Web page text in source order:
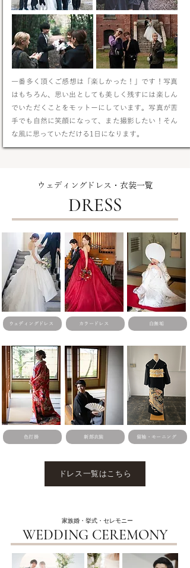
​一番多く頂くご感想は「楽しかった！」です！写真
はもちろん、思い出としても美しく残すには楽しん
でいただくことをモットーにしています。写真が苦
手でも自然に笑顔になって、また撮影したい！そん
な風に思っていただける1日になります。
ウェディングドレス・衣装一覧
DRESS
ウェディングドレス
色打掛
カラードレス
新郎衣装
白無垢
留袖・モーニング
ドレス一覧はこちら
WEDDING CEREMONY
家族婚・挙式・セレモニー